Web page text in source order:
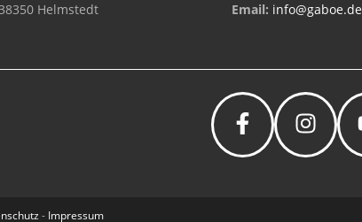
Helmstedt
Email: info@gaboe.de
- Impressum